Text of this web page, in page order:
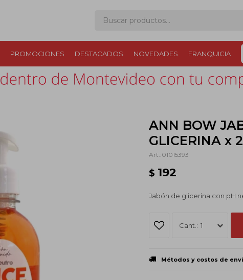
PROMOCIONES DESTACADOS NOVEDADES FRANQUICIA
ANN BOW
GLICERINA x
01015393
$ 192
Jabón de glicerina con pH
1
Métodos y costos de